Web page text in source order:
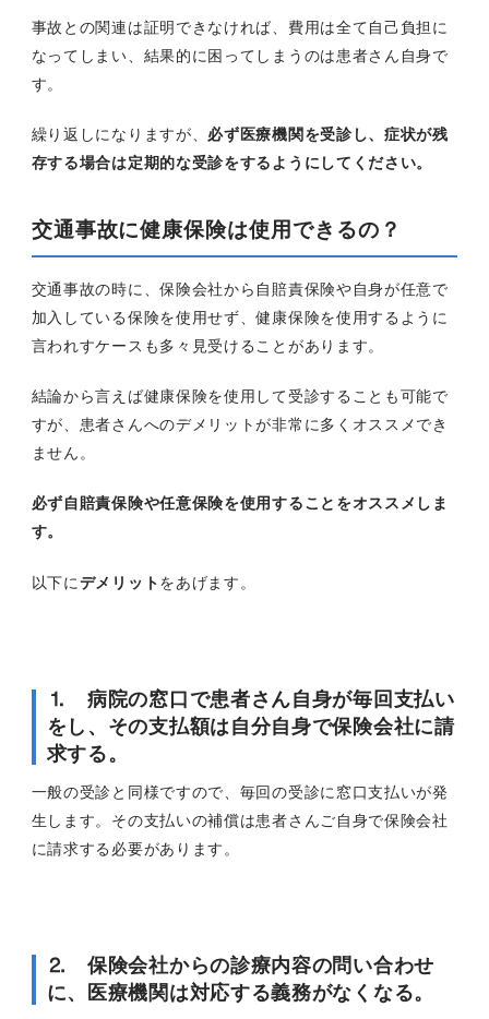
事故との関連は証明できなければ、費用は全て自己負担に
なってしまい、結果的に困ってしまうのは患者さん自身で
す。
繰り返しになりますが、 必ず医療機関を受診し、症状が残
存する場合は定期的な受診をするようにしてください。
交通事故に健康保険は使用できるの？
交通事故の時に、保険会社から自賠責保険や自身が任意で
加入している保険を使用せず、健康保険を使用するように
言われすケースも多々見受けることがあります。
結論から言えば健康保険を使用して受診することも可能で
すが、患者さんへのデメリットが非常に多くオススメでき
ません。
必ず自賠責保険や任意保険を使用することをオススメしま
す。
以下にデメリットをあげます。
⒈ 病院の窓口で患者さん自身が毎回支払い
をし、その支払額は自分自身で保険会社に請
求する。
一般の受診と同様ですので、毎回の受診に窓口支払いが発
生します。その支払いの補償は患者さんご自身で保険会社
に請求する必要があります。
⒉ 保険会社からの診療内容の問い合わせ
に、医療機関は対応する義務がなくなる。